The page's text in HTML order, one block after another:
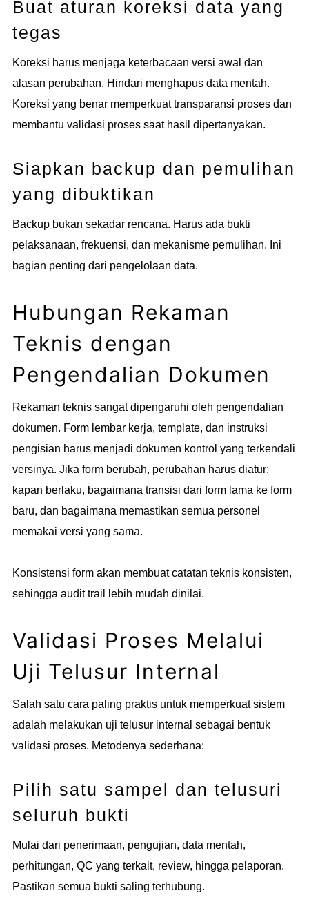
Buat aturan koreksi data yang
tegas
Koreksi harus menjaga keterbacaan versi awal dan
alasan perubahan. Hindari menghapus data mentah.
Koreksi yang benar memperkuat transparansi proses dan
membantu validasi proses saat hasil dipertanyakan.
Siapkan backup dan pemulihan
yang dibuktikan
Backup bukan sekadar rencana. Harus ada bukti
pelaksanaan, frekuensi, dan mekanisme pemulihan. Ini
bagian penting dari pengelolaan data.
Hubungan Rekaman
Teknis dengan
Pengendalian Dokumen
Rekaman teknis sangat dipengaruhi oleh pengendalian
dokumen. Form lembar kerja, template, dan instruksi
pengisian harus menjadi dokumen kontrol yang terkendali
versinya. Jika form berubah, perubahan harus diatur:
kapan berlaku, bagaimana transisi dari form lama ke form
baru, dan bagaimana memastikan semua personel
memakai versi yang sama.
Konsistensi form akan membuat catatan teknis konsisten,
sehingga audit trail lebih mudah dinilai.
Validasi Proses Melalui
Uji Telusur Internal
Salah satu cara paling praktis untuk memperkuat sistem
adalah melakukan uji telusur internal sebagai bentuk
validasi proses. Metodenya sederhana:
Pilih satu sampel dan telusuri
seluruh bukti
Mulai dari penerimaan, pengujian, data mentah,
perhitungan, QC yang terkait, review, hingga pelaporan.
Pastikan semua bukti saling terhubung.